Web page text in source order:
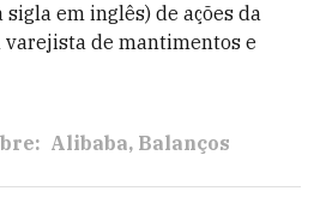
em inglês) de ações da
varejista de mantimentos e
Alibaba Balanços